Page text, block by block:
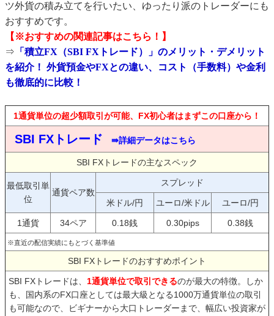
ツ外貨の積み立てを行いたい、ゆったり派のトレーダーにも
おすすめです。
【※おすすめの関連記事はこちら！】
⇒ 「積立FX（SBI FXトレード）」のメリット・デメリット
を紹介！ 外貨預金やFXとの違い、コスト（手数料）や金利
も徹底的に比較！
1通貨単位の超少額取引が可能、FX初心者はまずこの口座から！
SBI FXトレード ⇛詳細データはこちら
SBI FXトレードの主なスペック
最低取引単
位
通貨ペア数
スプレッド
米ドル/円 ユーロ/米ドル ユーロ/円
1通貨 34ペア 0.18銭 0.30pips 0.38銭
※直近の配信実績にもとづく基準値
SBI FXトレードのおすすめポイント
SBI FXトレードは、 1通貨単位で取引できるのが最大の特徴。しか
も、国内系のFX口座としては最大級となる1000万通貨単位の取引
も可能なので、ビギナーから大口トレーダーまで、幅広い投資家が